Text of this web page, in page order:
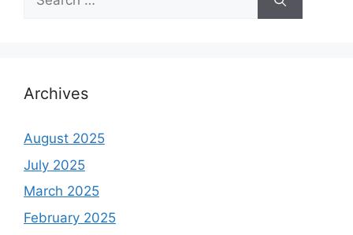
for:
Archives
August 2025
July 2025
March 2025
February 2025